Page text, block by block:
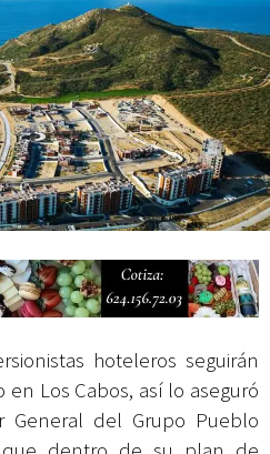
hoteleros seguirán
Los Cabos, así lo aseguró
General del Grupo Pueblo